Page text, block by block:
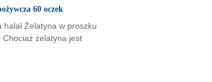
60 oczek
halal Żelatyna w proszku
Chociaż żelatyna jest